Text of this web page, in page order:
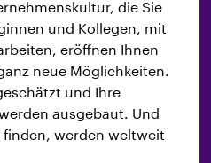
die Sie
und Kollegen, mit
eröffnen Ihnen
neue Möglichkeiten.
und Ihre
ausgebaut. Und
werden weltweit
wie Jobsharing und